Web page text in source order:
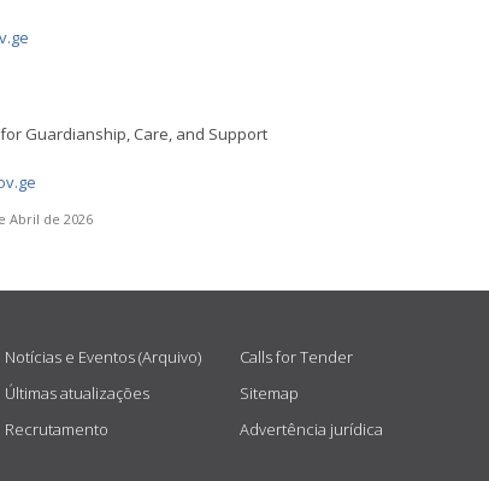
Guardianship, Care, and Support
Abril de 2026
Notícias e Eventos (Arquivo)
Últimas atualizações
Recrutamento
Calls for Tender
Sitemap
Advertência jurídica